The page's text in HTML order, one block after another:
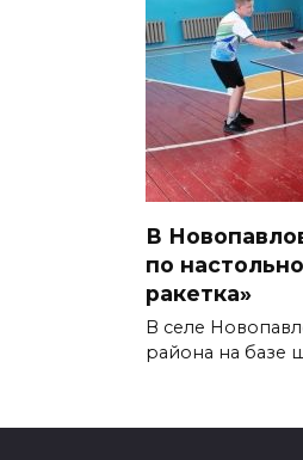
В
по
ракетка»
В селе
района на базе